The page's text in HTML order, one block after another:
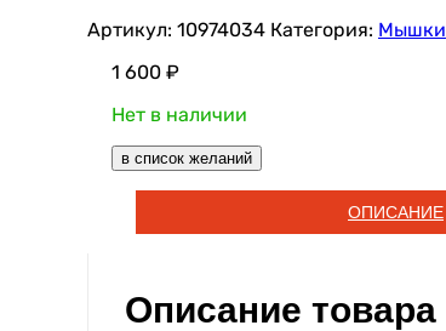
Артикул: 10974034 Категория: Мышки
1 600 ₽
Нет в наличии
в список желаний
ОПИСАНИЕ
Описание товара